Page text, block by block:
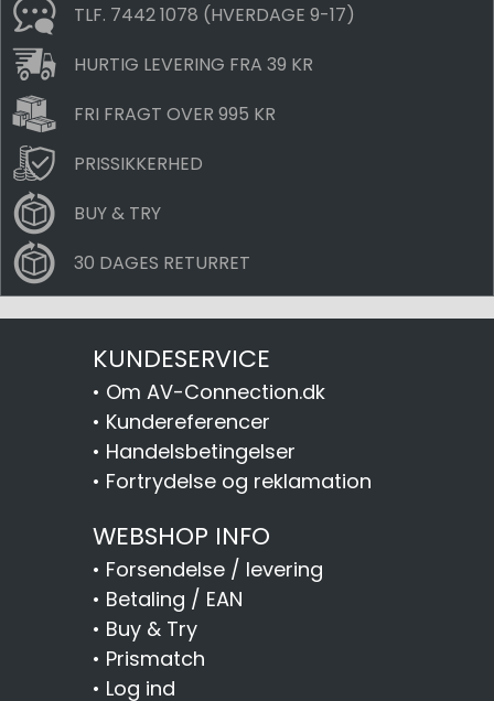
TLF. 7442 1078 (HVERDAGE 9-17)
HURTIG LEVERING FRA 39 KR
FRI FRAGT OVER 995 KR
PRISSIKKERHED
BUY & TRY
30 DAGES RETURRET
KUNDESERVICE
• Om AV-Connection.dk
• Kundereferencer
• Handelsbetingelser
• Fortrydelse og reklamation
WEBSHOP INFO
• Forsendelse / levering
• Betaling / EAN
• Buy & Try
• Prismatch
• Log ind